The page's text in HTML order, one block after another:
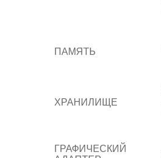
ПАМЯТЬ
ХРАНИЛИЩЕ
ГРАФИЧЕСКИЙ